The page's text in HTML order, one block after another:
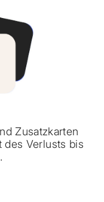
Zusatzkarten
Verlusts bis